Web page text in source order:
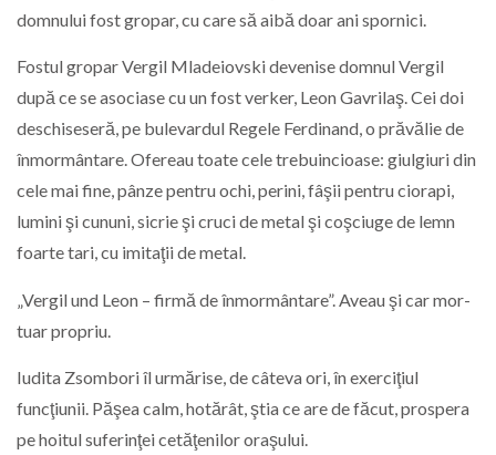
domnului fost gropar, cu care să aibă doar ani spornici.
Fostul gropar Vergil Mladeiovski devenise domnul Vergil
după ce se asociase cu un fost verker, Leon Gavrilaş. Cei doi
deschiseseră, pe bulevardul Regele Ferdinand, o prăvălie de
înmormântare. Ofereau toate cele trebuincioase: giulgiuri din
cele mai fine, pânze pentru ochi, perini, fâşii pentru ciorapi,
lumini şi cununi, sicrie şi cruci de metal şi coşciuge de lemn
foarte tari, cu imitaţii de metal.
„Vergil und Leon – firmă de înmormântare”. Aveau şi car mor-
tuar propriu.
Iudita Zsombori îl urmărise, de câteva ori, în exerciţiul
funcţiunii. Păşea calm, hotărât, ştia ce are de făcut, prospera
pe hoitul suferinţei cetăţenilor oraşului.